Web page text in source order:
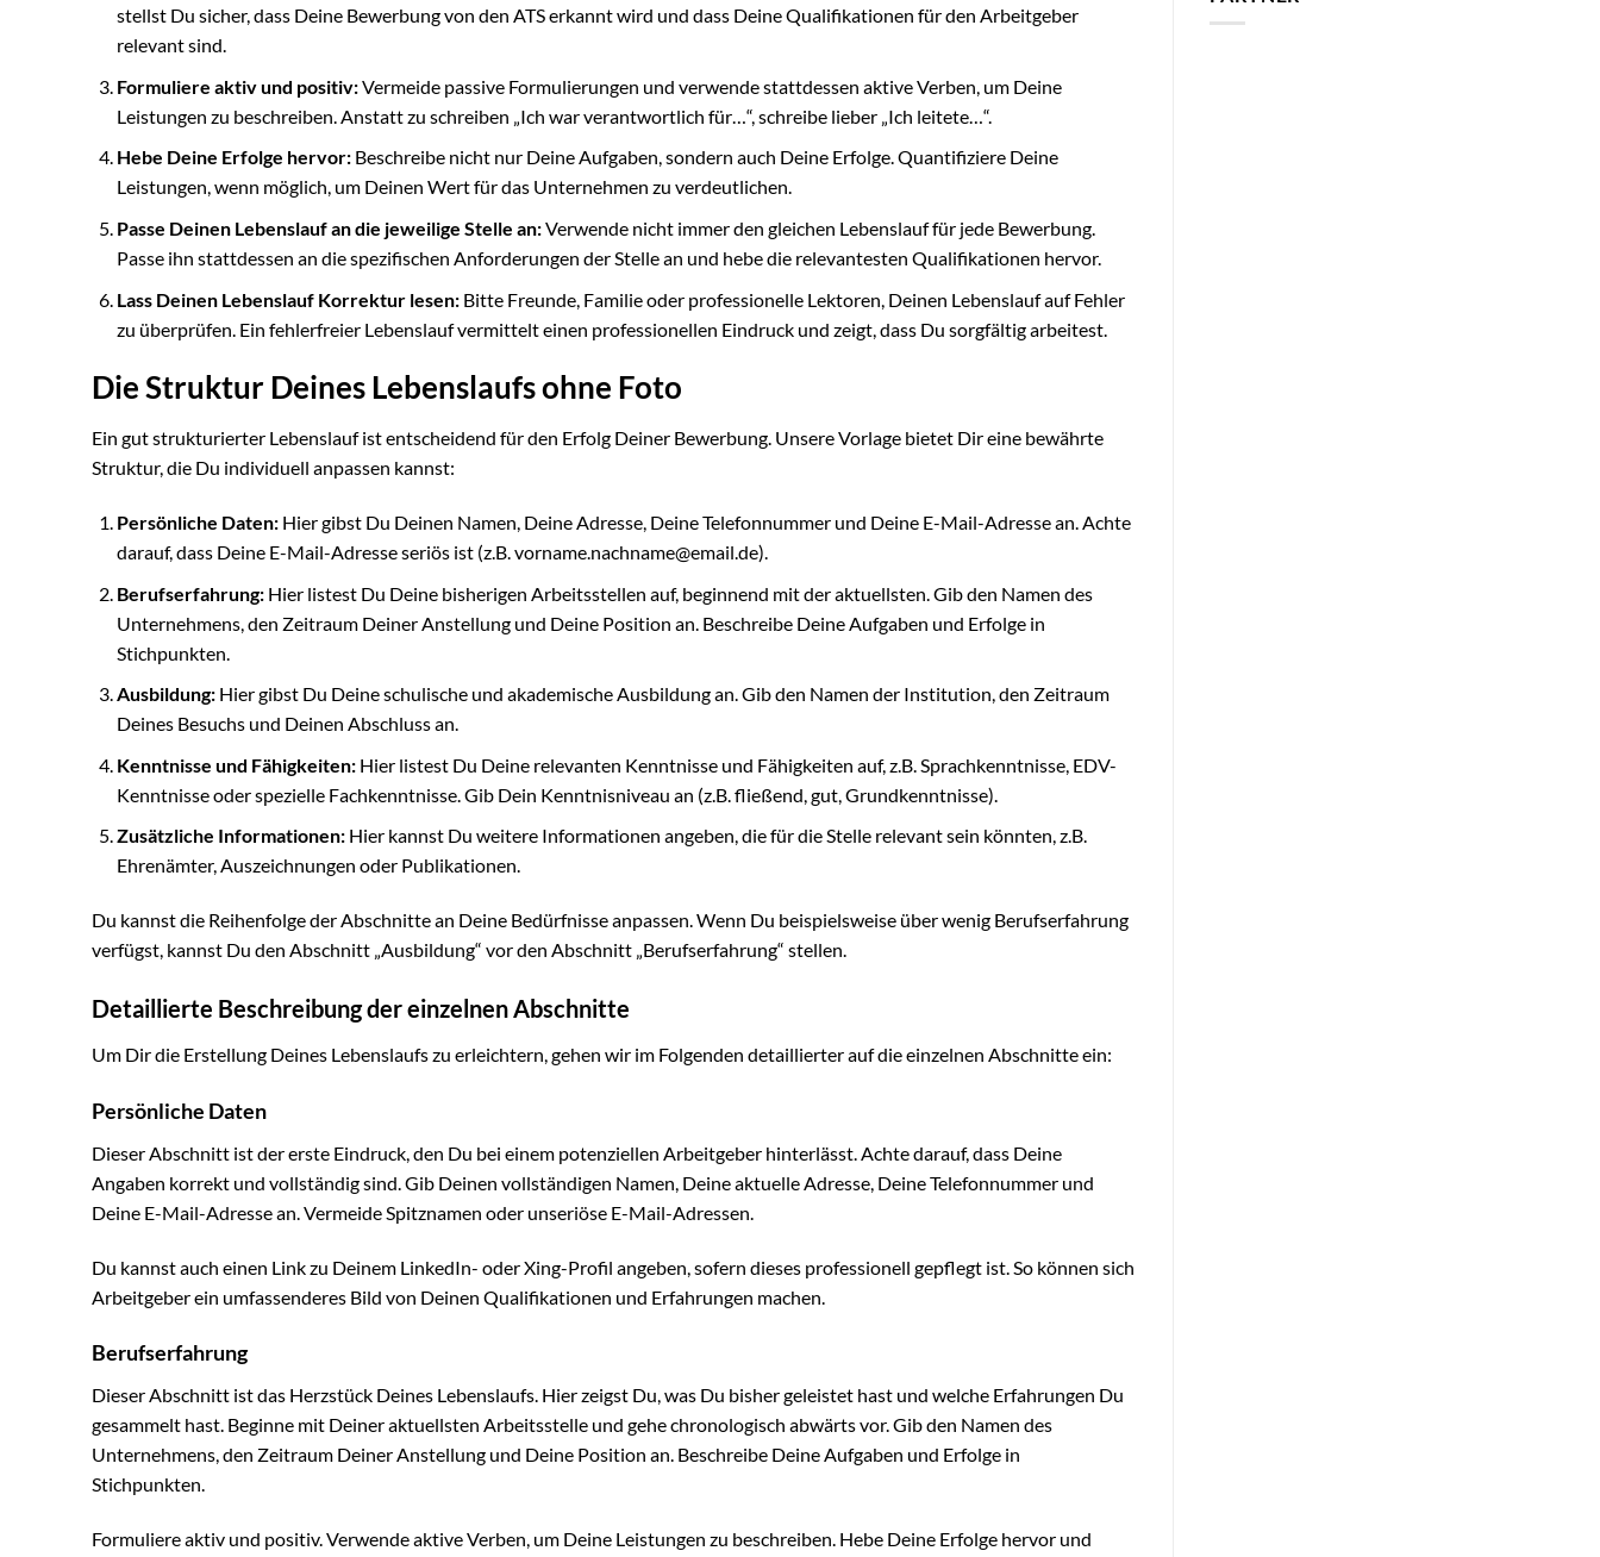
stellst Du sicher, dass Deine Bewerbung von den ATS erkannt wird und dass Deine Qualifikationen für den Arbeitgeber
relevant sind.
Formuliere aktiv und positiv:Vermeide passive Formulierungen und verwende stattdessen aktive Verben, um Deine
Leistungen zu beschreiben. Anstatt zu schreiben „Ich war verantwortlich für…“, schreibe lieber „Ich leitete…“.
Hebe Deine Erfolge hervor:Beschreibe nicht nur Deine Aufgaben, sondern auch Deine Erfolge. Quantifiziere Deine
Leistungen, wenn möglich, um Deinen Wert für das Unternehmen zu verdeutlichen.
Passe Deinen Lebenslauf an die jeweilige Stelle an:Verwende nicht immer den gleichen Lebenslauf für jede Bewerbung.
Passe ihn stattdessen an die spezifischen Anforderungen der Stelle an und hebe die relevantesten Qualifikationen hervor.
Lass Deinen Lebenslauf Korrektur lesen:Bitte Freunde, Familie oder professionelle Lektoren, Deinen Lebenslauf auf Fehler
zu überprüfen. Ein fehlerfreier Lebenslauf vermittelt einen professionellen Eindruck und zeigt, dass Du sorgfältig arbeitest.
Die Struktur Deines Lebenslaufs ohne Foto
Ein gut strukturierter Lebenslauf ist entscheidend für den Erfolg Deiner Bewerbung. Unsere Vorlage bietet Dir eine bewährte
Struktur, die Du individuell anpassen kannst:
Persönliche Daten:Hier gibst Du Deinen Namen, Deine Adresse, Deine Telefonnummer und Deine E-Mail-Adresse an. Achte
darauf, dass Deine E-Mail-Adresse seriös ist (z.B. vorname.nachname@email.de).
Berufserfahrung:Hier listest Du Deine bisherigen Arbeitsstellen auf, beginnend mit der aktuellsten. Gib den Namen des
Unternehmens, den Zeitraum Deiner Anstellung und Deine Position an. Beschreibe Deine Aufgaben und Erfolge in
Stichpunkten.
Ausbildung:Hier gibst Du Deine schulische und akademische Ausbildung an. Gib den Namen der Institution, den Zeitraum
Deines Besuchs und Deinen Abschluss an.
Kenntnisse und Fähigkeiten:Hier listest Du Deine relevanten Kenntnisse und Fähigkeiten auf, z.B. Sprachkenntnisse, EDV-
Kenntnisse oder spezielle Fachkenntnisse. Gib Dein Kenntnisniveau an (z.B. fließend, gut, Grundkenntnisse).
Zusätzliche Informationen:Hier kannst Du weitere Informationen angeben, die für die Stelle relevant sein könnten, z.B.
Ehrenämter, Auszeichnungen oder Publikationen.
Du kannst die Reihenfolge der Abschnitte an Deine Bedürfnisse anpassen. Wenn Du beispielsweise über wenig Berufserfahrung
verfügst, kannst Du den Abschnitt „Ausbildung“ vor den Abschnitt „Berufserfahrung“ stellen.
Detaillierte Beschreibung der einzelnen Abschnitte
Um Dir die Erstellung Deines Lebenslaufs zu erleichtern, gehen wir im Folgenden detaillierter auf die einzelnen Abschnitte ein:
Persönliche Daten
Dieser Abschnitt ist der erste Eindruck, den Du bei einem potenziellen Arbeitgeber hinterlässt. Achte darauf, dass Deine
Angaben korrekt und vollständig sind. Gib Deinen vollständigen Namen, Deine aktuelle Adresse, Deine Telefonnummer und
Deine E-Mail-Adresse an. Vermeide Spitznamen oder unseriöse E-Mail-Adressen.
Du kannst auch einen Link zu Deinem LinkedIn- oder Xing-Profil angeben, sofern dieses professionell gepflegt ist. So können sich
Arbeitgeber ein umfassenderes Bild von Deinen Qualifikationen und Erfahrungen machen.
Berufserfahrung
Dieser Abschnitt ist das Herzstück Deines Lebenslaufs. Hier zeigst Du, was Du bisher geleistet hast und welche Erfahrungen Du
gesammelt hast. Beginne mit Deiner aktuellsten Arbeitsstelle und gehe chronologisch abwärts vor. Gib den Namen des
Unternehmens, den Zeitraum Deiner Anstellung und Deine Position an. Beschreibe Deine Aufgaben und Erfolge in
Stichpunkten.
Formuliere aktiv und positiv. Verwende aktive Verben, um Deine Leistungen zu beschreiben. Hebe Deine Erfolge hervor und